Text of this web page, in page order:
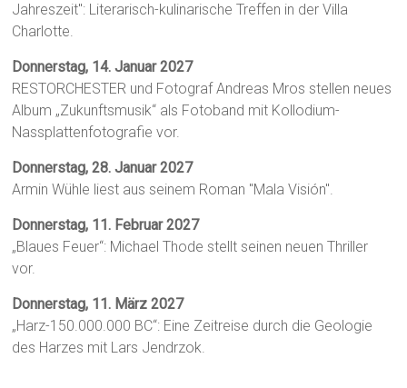
Jahreszeit": Literarisch-kulinarische Treffen in der Villa
Charlotte.
Donnerstag, 14. Januar 2027
RESTORCHESTER und Fotograf Andreas Mros stellen neues
Album „Zukunftsmusik“ als Fotoband mit Kollodium-
Nassplattenfotografie vor.
Donnerstag, 28. Januar 2027
Armin Wühle liest aus seinem Roman "Mala Visión".
Donnerstag, 11. Februar 2027
„Blaues Feuer“: Michael Thode stellt seinen neuen Thriller
vor.
Donnerstag, 11. März 2027
„Harz-150.000.000 BC“: Eine Zeitreise durch die Geologie
des Harzes mit Lars Jendrzok.